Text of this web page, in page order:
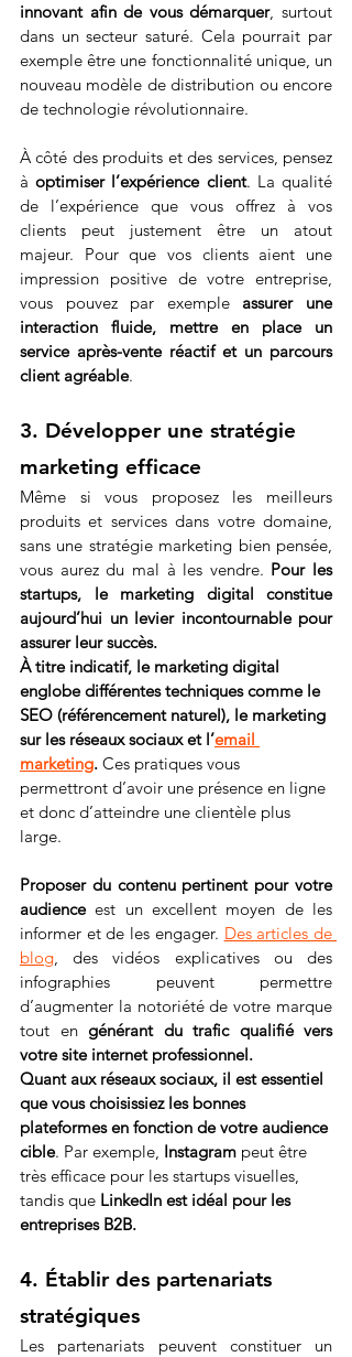
innovant afin de vous démarquer, surtout
dans un secteur saturé. Cela pourrait par
exemple être une fonctionnalité unique, un
nouveau modèle de distribution ou encore
de technologie révolutionnaire.
À côté des produits et des services, pensez
à optimiser l’expérience client. La qualité
de l’expérience que vous offrez à vos
clients peut justement être un atout
majeur. Pour que vos clients aient une
impression positive de votre entreprise,
vous pouvez par exemple assurer une
interaction fluide, mettre en place un
service après-vente réactif et un parcours
client agréable.
3. Développer une stratégie
marketing efficace
Même si vous proposez les meilleurs
produits et services dans votre domaine,
sans une stratégie marketing bien pensée,
vous aurez du mal à les vendre. Pour les
startups, le marketing digital constitue
aujourd’hui un levier incontournable pour
assurer leur succès.
À titre indicatif, le marketing digital
englobe différentes techniques comme le
SEO (référencement naturel), le marketing
sur les réseaux sociaux et l’email
marketing. Ces pratiques vous
permettront d’avoir une présence en ligne
et donc d’atteindre une clientèle plus
large.
Proposer du contenu pertinent pour votre
audience est un excellent moyen de les
informer et de les engager. Des articles de
blog, des vidéos explicatives ou des
infographies peuvent permettre
d’augmenter la notoriété de votre marque
tout en générant du trafic qualifié vers
votre site internet professionnel.
Quant aux réseaux sociaux, il est essentiel
que vous choisissiez les bonnes
plateformes en fonction de votre audience
cible. Par exemple, Instagram peut être
très efficace pour les startups visuelles,
tandis que LinkedIn est idéal pour les
entreprises B2B.
4. Établir des partenariats
stratégiques
Les partenariats peuvent constituer un